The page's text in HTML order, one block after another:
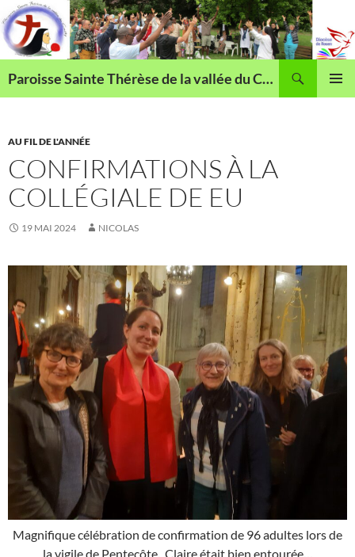
Aller
au
contenu
Paroisse Sainte Thérèse de la vallée du Cailly
AU FIL DE L'ANNÉE
CONFIRMATIONS À LA
COLLÉGIALE DE EU
19 MAI 2024 NICOLAS
Magnifique célébration de confirmation de 96 adultes lors de
la vigile de Pentecôte. Claire était bien entourée…